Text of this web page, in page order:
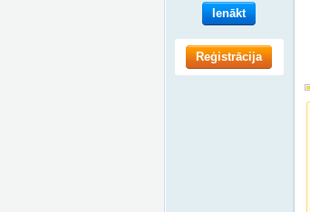
Ienākt
Reģistrācija